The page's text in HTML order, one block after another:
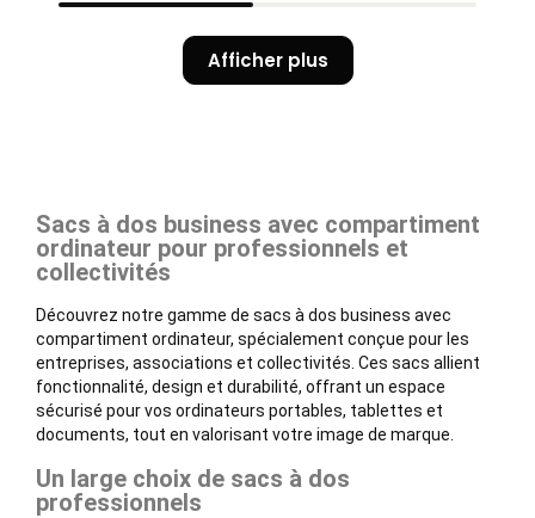
Afficher plus
Sacs à dos business avec compartiment
ordinateur pour professionnels et
collectivités
Découvrez notre gamme de sacs à dos business avec
compartiment ordinateur, spécialement conçue pour les
entreprises, associations et collectivités. Ces sacs allient
fonctionnalité, design et durabilité, offrant un espace
sécurisé pour vos ordinateurs portables, tablettes et
documents, tout en valorisant votre image de marque.
Un large choix de sacs à dos
professionnels